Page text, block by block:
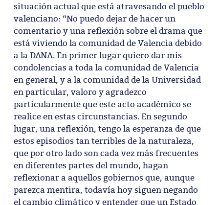
situación actual que está atravesando el pueblo
valenciano: “No puedo dejar de hacer un
comentario y una reflexión sobre el drama que
está viviendo la comunidad de Valencia debido
a la DANA. En primer lugar quiero dar mis
condolencias a toda la comunidad de Valencia
en general, y a la comunidad de la Universidad
en particular, valoro y agradezco
particularmente que este acto académico se
realice en estas circunstancias. En segundo
lugar, una reflexión, tengo la esperanza de que
estos episodios tan terribles de la naturaleza,
que por otro lado son cada vez más frecuentes
en diferentes partes del mundo, hagan
reflexionar a aquellos gobiernos que, aunque
parezca mentira, todavía hoy siguen negando
el cambio climático y entender que un Estado